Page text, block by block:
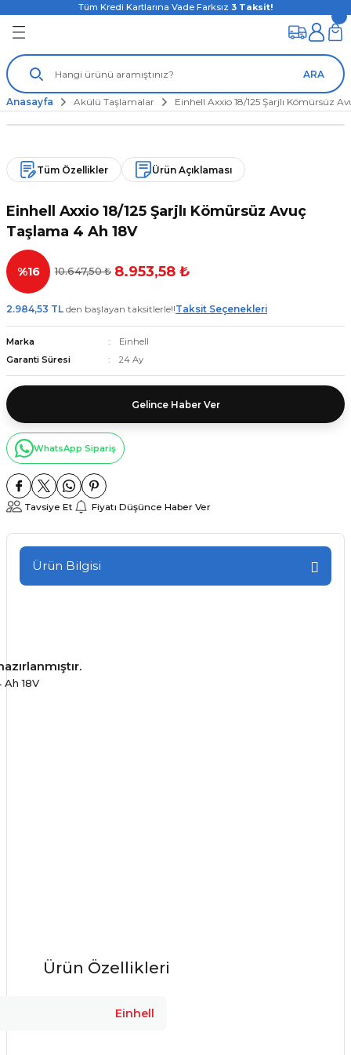
Tüm Kredi Kartlarına Vade Farksız 3 Taksit!
ARA
Anasayfa Akülü Taşlamalar Einhell Axxio 18/125 Şarjlı Kömürsüz
Tüm Özellikler Ürün Açıklaması
Einhell Axxio 18/125 Şarjlı Kömürsüz Avuç
Taşlama 4 Ah 18V
%16 10.647,50 ₺ 8.953,58 ₺
2.984,53 TL den başlayan taksitlerle!!Taksit Seçenekleri
Marka
Einhell
Garanti Süresi
24 Ay
Gelince Haber Ver
WhatsApp Sipariş
Tavsiye Et Fiyatı Düşünce Haber Ver
Ürün Bilgisi
Ah 18V
Ürün Özellikleri
Einhell